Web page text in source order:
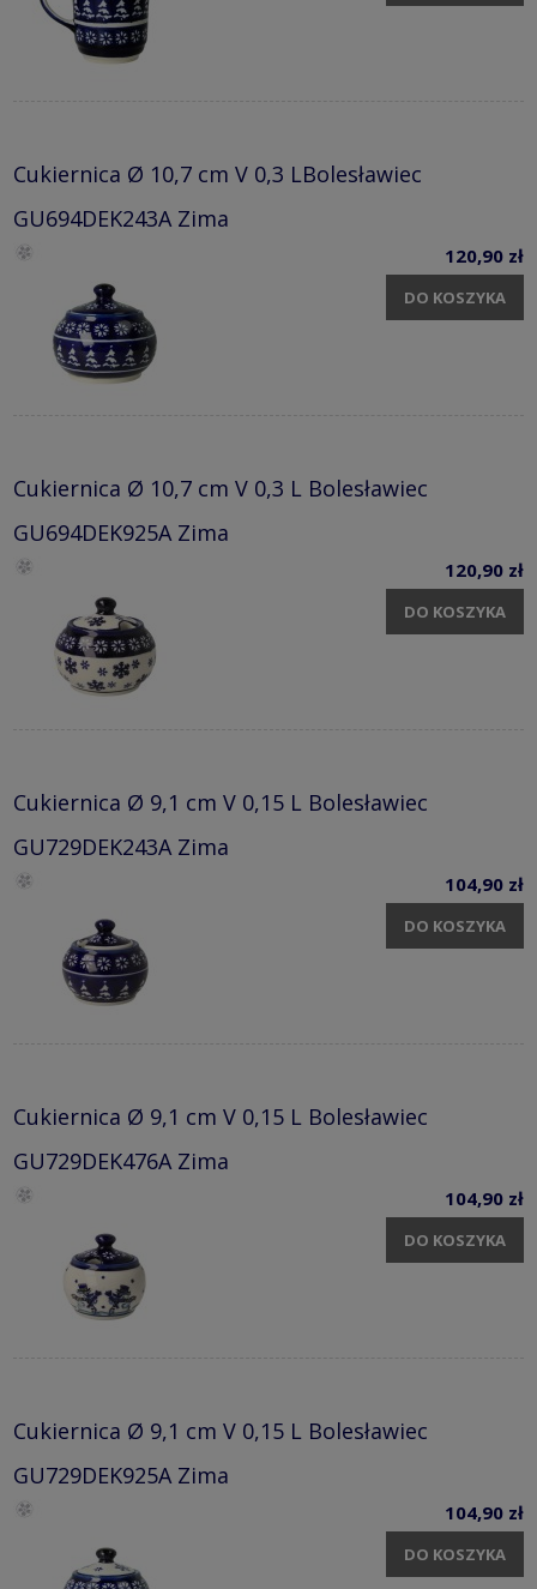
Cukiernica Ø 10,7 cm V 0,3 LBolesławiec
GU694DEK243A Zima
120,90 zł
DO KOSZYKA
Cukiernica Ø 10,7 cm V 0,3 L Bolesławiec
GU694DEK925A Zima
120,90 zł
DO KOSZYKA
Cukiernica Ø 9,1 cm V 0,15 L Bolesławiec
GU729DEK243A Zima
104,90 zł
DO KOSZYKA
Cukiernica Ø 9,1 cm V 0,15 L Bolesławiec
GU729DEK476A Zima
104,90 zł
DO KOSZYKA
Cukiernica Ø 9,1 cm V 0,15 L Bolesławiec
GU729DEK925A Zima
104,90 zł
DO KOSZYKA